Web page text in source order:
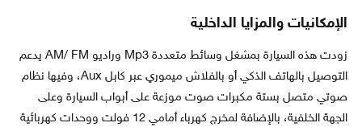
الإمكانيات والمزايا الداخلية
زودت هذه السيارة بمشغل وسائط متعددة Mp3 وراديو AM/ FM يدعم
التوصيل بالهاتف الذكي أو بالفلاش ميموري عبر كابل Aux، وفيها نظام
صوتي متصل بستة مكبرات صوت موزعة على أبواب السيارة وعلى
الجهة الخلفية، بالإضافة لمخرج كهرباء أمامي 12 فولت ووحدات كهربائية